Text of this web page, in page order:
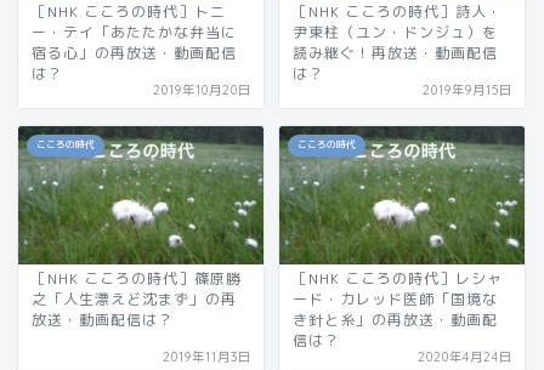
［NHK こころの時代］トニ
ー・テイ「あたたかな弁当に
宿る心」の再放送・動画配信
は？
2019年10月20日
［NHK こころの時代］詩人・
尹東柱（ユン・ドンジュ）を
読み継ぐ！再放送・動画配信
は？
2019年9月15日
こころの時代
［NHK こころの時代］篠原勝
之「人生漂えど沈まず」の再
放送・動画配信は？
2019年11月3日
こころの時代
［NHK こころの時代］レシャ
ード・カレッド医師「国境な
き針と糸」の再放送・動画配
信は？
2020年4月24日